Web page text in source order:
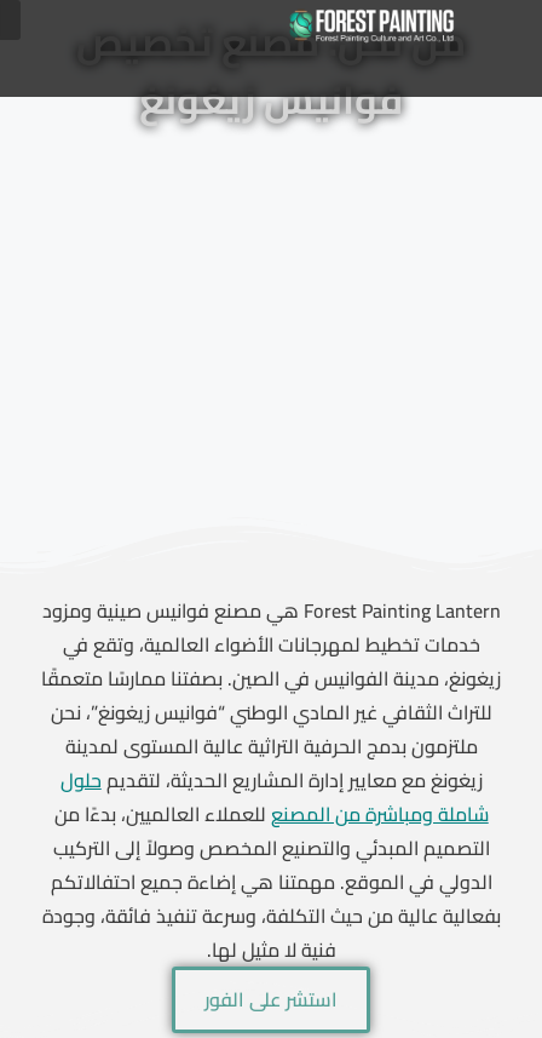
من نحن: مصنع تخصيص
فوانيس زيغونغ
Forest Painting Lantern هي مصنع فوانيس صينية ومزود
خدمات تخطيط لمهرجانات الأضواء العالمية، وتقع في
زيغونغ، مدينة الفوانيس في الصين. بصفتنا ممارسًا متعمقًا
للتراث الثقافي غير المادي الوطني “فوانيس زيغونغ”، نحن
ملتزمون بدمج الحرفية التراثية عالية المستوى لمدينة
زيغونغ مع معايير إدارة المشاريع الحديثة، لتقديمحلول
شاملة ومباشرة من المصنعللعملاء العالميين، بدءًا من
التصميم المبدئي والتصنيع المخصص وصولاً إلى التركيب
الدولي في الموقع. مهمتنا هي إضاءة جميع احتفالاتكم
بفعالية عالية من حيث التكلفة، وسرعة تنفيذ فائقة، وجودة
فنية لا مثيل لها.
استشر على الفور